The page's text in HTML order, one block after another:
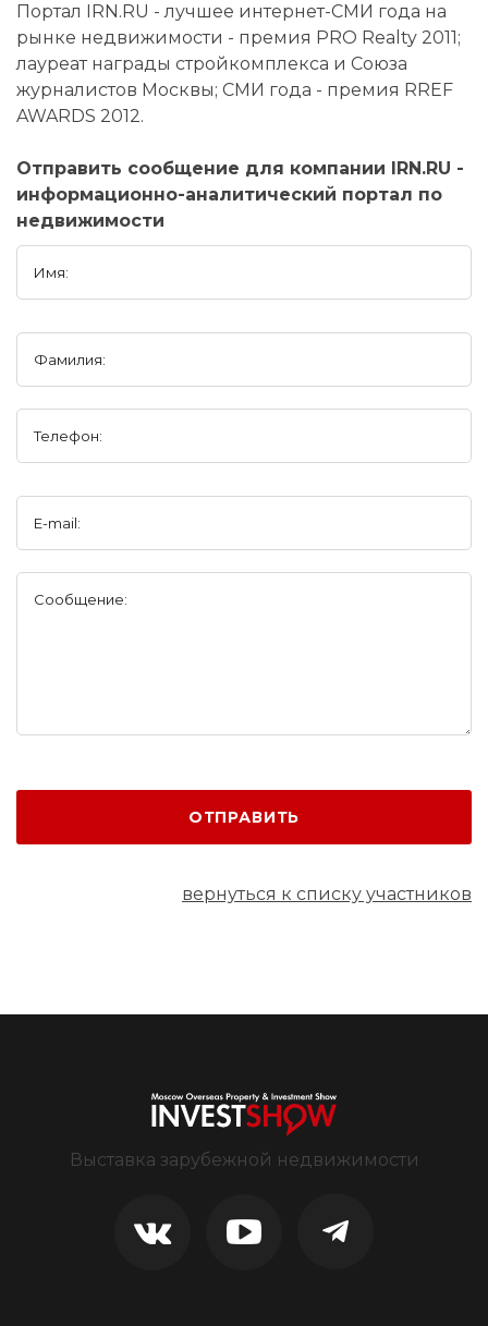
Портал IRN.RU - лучшее интернет-СМИ года на
рынке недвижимости - премия PRO Realty 2011;
лауреат награды стройкомплекса и Союза
журналистов Москвы; СМИ года - премия RREF
AWARDS 2012.
Отправить сообщение для компании IRN.RU -
информационно-аналитический портал по
недвижимости
Имя:
Фамилия:
Телефон:
E-mail:
Сообщение:
ОТПРАВИТЬ
вернуться к списку участников
Выставка зарубежной недвижимости